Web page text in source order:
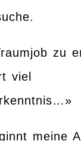
zu
viel
meine